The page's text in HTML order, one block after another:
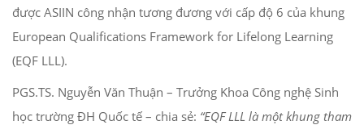
được ASIIN công nhận tương đương với cấp độ 6 của khung
European Qualifications Framework for Lifelong Learning
(EQF LLL).
PGS.TS. Nguyễn Văn Thuận – Trưởng Khoa Công nghệ Sinh
học trường ĐH Quốc tế – chia sẻ: “EQF LLL là một khung tham